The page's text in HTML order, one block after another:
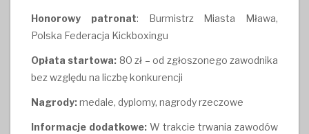
Honorowy patronat: Burmistrz Miasta Mława,
Polska Federacja Kickboxingu
Opłata startowa: 80 zł – od zgłoszonego zawodnika
bez względu na liczbę konkurencji
Nagrody:medale, dyplomy, nagrody rzeczowe
Informacje dodatkowe: W trakcie trwania zawodów